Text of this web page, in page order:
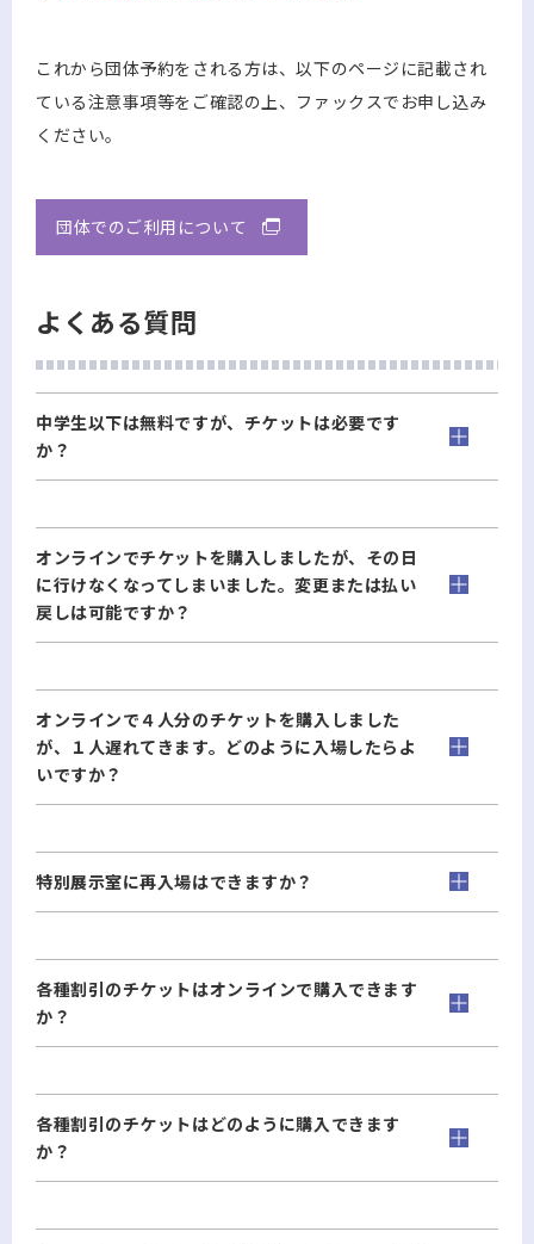
これから団体予約をされる方は、以下のページに記載され
ている注意事項等をご確認の上、ファックスでお申し込み
ください。
団体でのご利用について
よくある質問
中学生以下は無料ですが、チケットは必要です
か？
オンラインでチケットを購入しましたが、その日
に行けなくなってしまいました。変更または払い
戻しは可能ですか？
オンラインで４人分のチケットを購入しました
が、１人遅れてきます。どのように入場したらよ
いですか？
特別展示室に再入場はできますか？
各種割引のチケットはオンラインで購入できます
か？
各種割引のチケットはどのように購入できます
か？